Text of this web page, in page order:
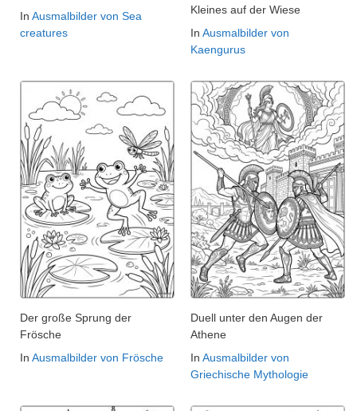
In Ausmalbilder von Sea
creatures
Kleines auf der Wiese
In Ausmalbilder von
Kaengurus
Der große Sprung der
Frösche
In Ausmalbilder von Frösche
Duell unter den Augen der
Athene
In Ausmalbilder von
Griechische Mythologie